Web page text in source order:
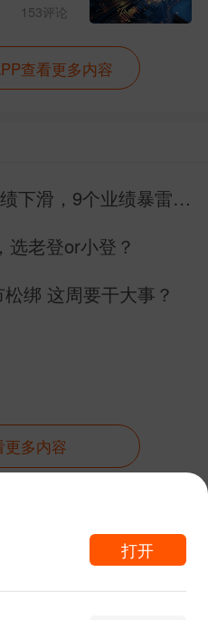
季月共振，变盘概
到明年一季度(13
(34(3))变盘合拍。
大规模缩表对全球
首当其冲就是AI赛
么持现金2797亿美
这个人类资
求火星上建百万人
153评论
查看更多内容
下滑，9个业绩暴雷，
选老登or小登？
绑 这周要干大事？
更多内容
电脑版
APP内打开
打开